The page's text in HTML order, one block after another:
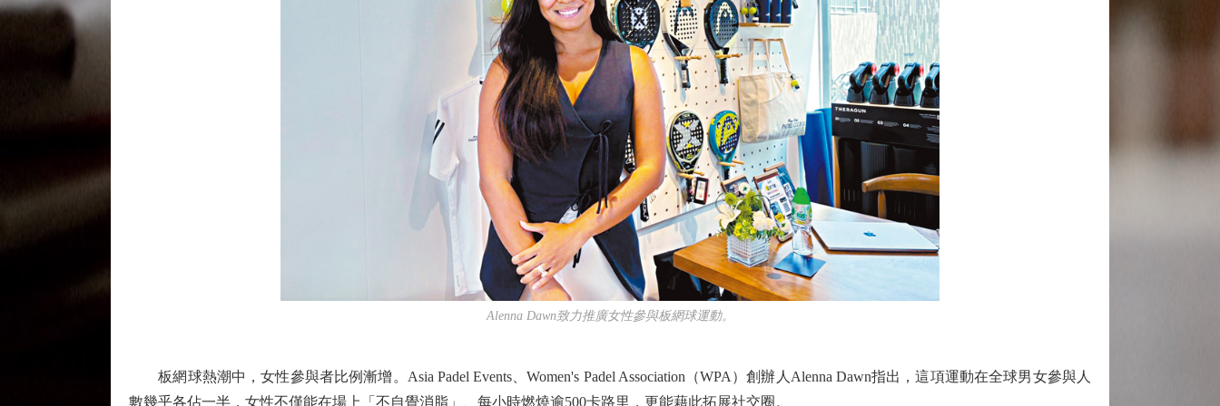
Alenna Dawn致力推廣女性參與板網球運動。
板網球熱潮中，女性參與者比例漸增。Asia Padel Events、Women's Padel Association（WPA）創辦人Alenna Dawn指出，這項運動在全球男女參與人
數幾乎各佔一半，女性不僅能在場上「不自覺消脂」、每小時燃燒逾500卡路里，更能藉此拓展社交圈。